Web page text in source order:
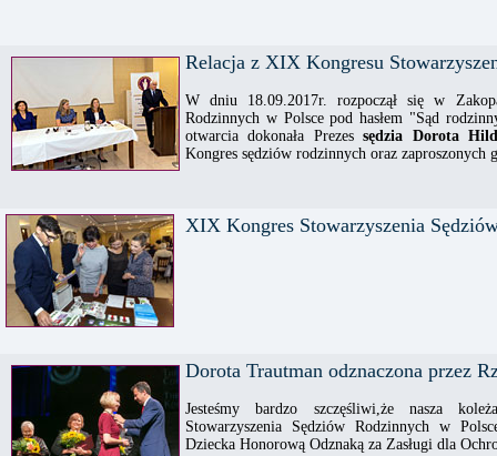
Relacja z XIX Kongresu
W dniu 18.09.2017r. rozpoczął się w
Rodzinnych w Polsce pod hasłem "Sąd
otwarcia dokonała Prezessędzia Dorota
Kongres sędziów rodzinnych oraz zaproszonych
XIX Kongres Stowarzyszenia
Dorota Trautman odznaczona przez
Jesteśmy bardzo szczęśliwi,że nasza
Stowarzyszenia Sędziów Rodzinnych w
Dziecka Honorową Odznaką za Zasługi dla